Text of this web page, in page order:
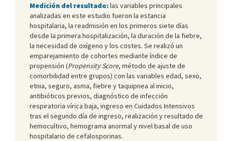
Medición del resultado:las variables principales
analizadas en este estudio fueron la estancia
hospitalaria, la readmisión en los primeros siete días
desde la primera hospitalización, la duración de la fiebre,
la necesidad de oxígeno y los costes. Se realizó un
emparejamiento de cohortes mediante índice de
propensión (Propensity Score, método de ajuste de
comorbilidad entre grupos) con las variables edad, sexo,
etnia, seguro, asma, fiebre y taquipnea al inicio,
antibióticos previos, diagnóstico de infección
respiratoria vírica baja, ingreso en Cuidados Intensivos
tras el segundo día de ingreso, realización y resultado de
hemocultivo, hemograma anormal y nivel basal de uso
hospitalario de cefalosporinas.